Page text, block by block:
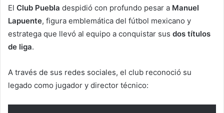
El Club Puebla despidió con profundo pesar a Manuel
Lapuente, figura emblemática del fútbol mexicano y
estratega que llevó al equipo a conquistar sus dos títulos
de liga.
A través de sus redes sociales, el club reconoció su
legado como jugador y director técnico: